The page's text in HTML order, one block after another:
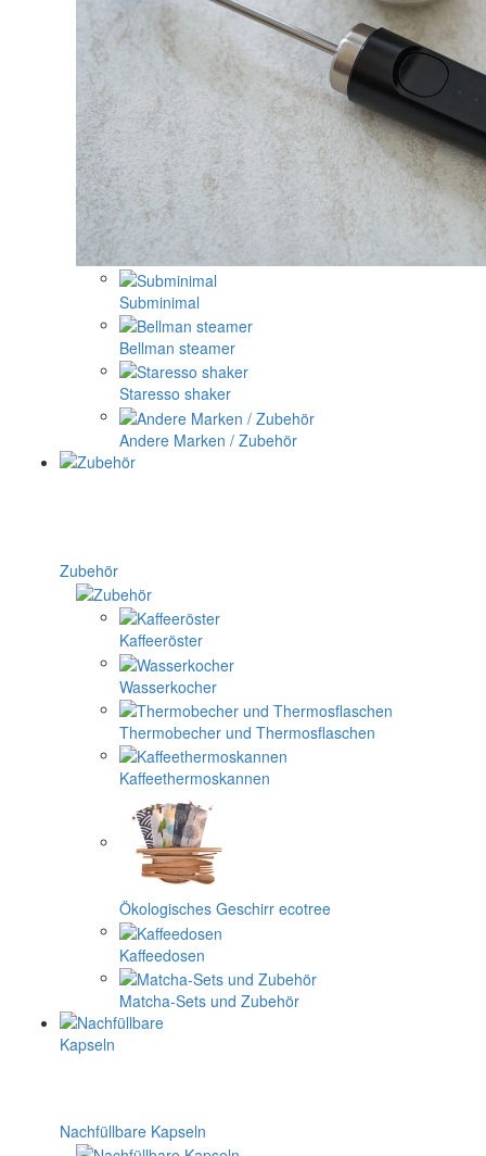
Subminimal
Bellman steamer
Staresso shaker
Andere Marken / Zubehör
Zubehör
Kaffeeröster
Wasserkocher
Thermobecher und Thermosflaschen
Kaffeethermoskannen
Ökologisches Geschirr ecotree
Kaffeedosen
Matcha-Sets und Zubehör
Nachfüllbare Kapseln